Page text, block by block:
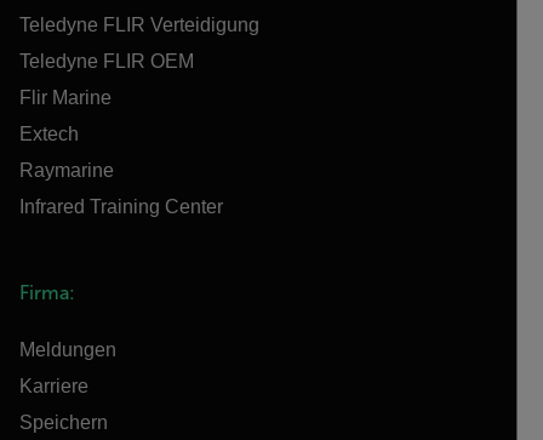
Teledyne FLIR Verteidigung
Teledyne FLIR OEM
Flir Marine
Extech
Raymarine
Infrared Training Center
Firma:
Meldungen
Karriere
Speichern